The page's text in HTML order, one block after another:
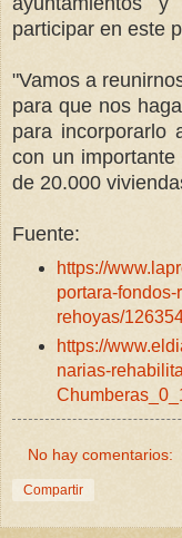
participar en este
"Vamos a
para que nos
para incorporarlo
con un
de 20.000
Fuente:
https://
portara-
rehoyas/
https://
narias-
No hay comentarios:
Compartir